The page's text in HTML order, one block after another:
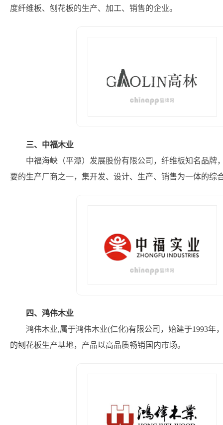
度纤维板、刨花板的生产、加工、销售的企业。
三、中福木业
中福海峡（平潭）发展股份有限公司，纤维板知名品
要的生产厂商之一，集开发、设计、生产、销售为一体的综
四、鸿伟木业
鸿伟木业,属于鸿伟木业(仁化)有限公司，始建于1993
的刨花板生产基地，产品以高品质畅销国内市场。